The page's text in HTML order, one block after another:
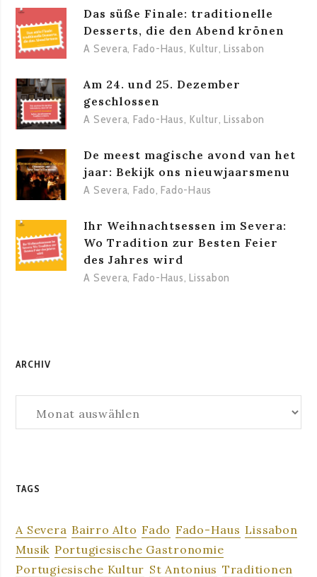
Das süße Finale: traditionelle
Desserts, die den Abend krönen
A Severa, Fado-Haus, Kultur,Lissabon
Am 24. und 25. Dezember
geschlossen
A Severa, Fado-Haus, Kultur,Lissabon
De meest magische avond van het
jaar: Bekijk ons nieuwjaarsmenu
A Severa, Fado,Fado-Haus
Ihr Weihnachtsessen im Severa:
Wo Tradition zur Besten Feier
des Jahres wird
A Severa, Fado-Haus,Lissabon
ARCHIV
TAGS
A Severa Bairro Alto Fado Fado-Haus Lissabon
Musik Portugiesische Gastronomie
Portugiesische Kultur St Antonius Traditionen